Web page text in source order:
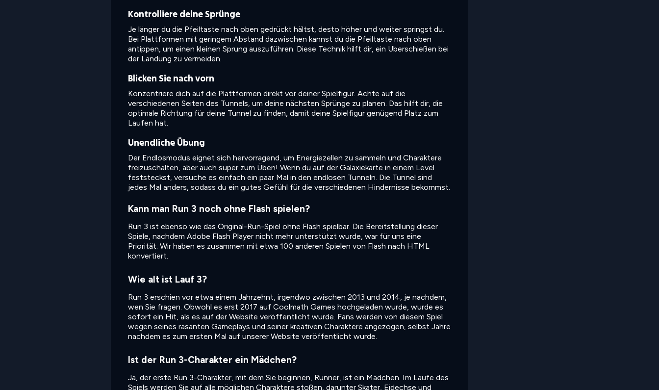
Kontrolliere deine Sprünge
Je länger du die Pfeiltaste nach oben gedrückt hältst, desto höher und weiter springst du.
Bei Plattformen mit geringem Abstand dazwischen kannst du die Pfeiltaste nach oben
antippen, um einen kleinen Sprung auszuführen. Diese Technik hilft dir, ein Überschießen bei
der Landung zu vermeiden.
Blicken Sie nach vorn
Konzentriere dich auf die Plattformen direkt vor deiner Spielfigur. Achte auf die
verschiedenen Seiten des Tunnels, um deine nächsten Sprünge zu planen. Das hilft dir, die
optimale Richtung für deine Tunnel zu finden, damit deine Spielfigur genügend Platz zum
Laufen hat.
Unendliche Übung
Der Endlosmodus eignet sich hervorragend, um Energiezellen zu sammeln und Charaktere
freizuschalten, aber auch super zum Üben! Wenn du auf der Galaxiekarte in einem Level
feststeckst, versuche es einfach ein paar Mal in den endlosen Tunneln. Die Tunnel sind
jedes Mal anders, sodass du ein gutes Gefühl für die verschiedenen Hindernisse bekommst.
Kann man Run 3 noch ohne Flash spielen?
Run 3 ist ebenso wie das Original-Run-Spiel ohne Flash spielbar. Die Bereitstellung dieser
Spiele, nachdem Adobe Flash Player nicht mehr unterstützt wurde, war für uns eine
Priorität. Wir haben es zusammen mit etwa 100 anderen Spielen von Flash nach HTML
konvertiert.
Wie alt ist Lauf 3?
Run 3 erschien vor etwa einem Jahrzehnt, irgendwo zwischen 2013 und 2014, je nachdem,
wen Sie fragen. Obwohl es erst 2017 auf Coolmath Games hochgeladen wurde, wurde es
sofort ein Hit, als es auf der Website veröffentlicht wurde. Fans werden von diesem Spiel
wegen seines rasanten Gameplays und seiner kreativen Charaktere angezogen, selbst Jahre
nachdem es zum ersten Mal auf unserer Website veröffentlicht wurde.
Ist der Run 3-Charakter ein Mädchen?
Ja, der erste Run 3-Charakter, mit dem Sie beginnen, Runner, ist ein Mädchen. Im Laufe des
Spiels werden Sie auf alle möglichen Charaktere stoßen, darunter Skater, Eidechse und